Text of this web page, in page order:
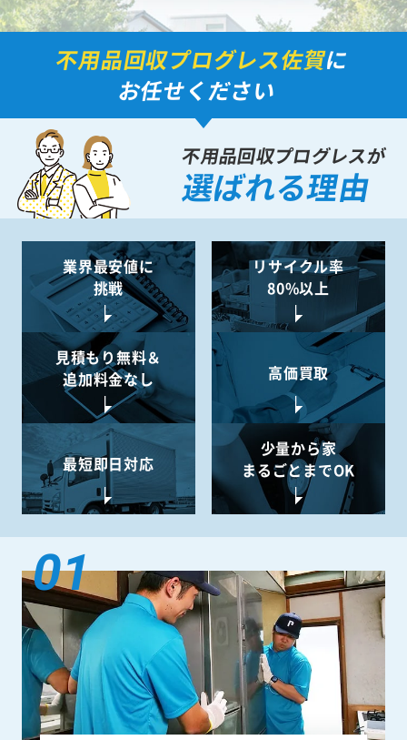
不用品回収プログレス佐賀に
お任せください
不用品回収プログレスが
選ばれる理由
業界最安値に
挑戦
リサイクル率
80%以上
見積もり無料＆
追加料金なし
高価買取
最短即日対応
少量から家
まるごとまでOK